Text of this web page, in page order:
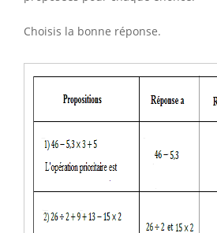
Choisis la bonne réponse.